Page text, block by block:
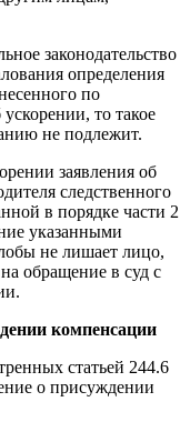
законодательство
определения
по
ускорении, то такое
не подлежит.
заявления об
следственного
в порядке части 2
указанными
не лишает лицо,
обращение в суд с
компенсации
статьей 244.6
о присуждении